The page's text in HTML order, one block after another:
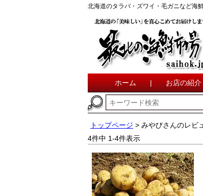
北海道のタラバ・ズワイ・毛ガニなど海
ホーム | お店の紹介
トップページ
みやびさんのレビ
4件中 1-4件表示